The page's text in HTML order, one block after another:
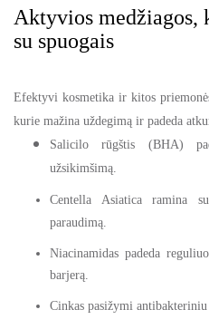
Aktyvios medžiagos,
su spuogais
Efektyvi kosmetika ir kitos
kurie mažina uždegimą ir padeda
Salicilo rūgštis (BHA)
užsikimšimą.
Centella Asiatica ramina
paraudimą.
Niacinamidas padeda
barjerą.
Cinkas pasižymi